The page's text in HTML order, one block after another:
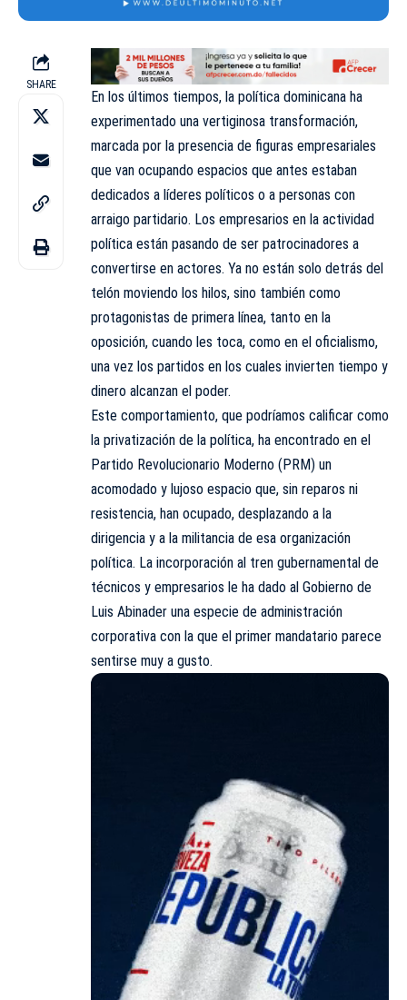
SHARE
En los últimos tiempos, la política dominicana ha
experimentado una vertiginosa transformación,
marcada por la presencia de figuras empresariales
que van ocupando espacios que antes estaban
dedicados a líderes políticos o a personas con
arraigo partidario. Los empresarios en la actividad
política están pasando de ser patrocinadores a
convertirse en actores. Ya no están solo detrás del
telón moviendo los hilos, sino también como
protagonistas de primera línea, tanto en la
oposición, cuando les toca, como en el oficialismo,
una vez los partidos en los cuales invierten tiempo y
dinero alcanzan el poder.
Este comportamiento, que podríamos calificar como
la privatización de la política, ha encontrado en el
Partido Revolucionario Moderno (PRM) un
acomodado y lujoso espacio que, sin reparos ni
resistencia, han ocupado, desplazando a la
dirigencia y a la militancia de esa organización
política. La incorporación al tren gubernamental de
técnicos y empresarios le ha dado al Gobierno de
Luis Abinader una especie de administración
corporativa con la que el primer mandatario parece
sentirse muy a gusto.